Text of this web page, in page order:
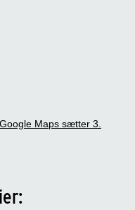
Maps sætter 3.